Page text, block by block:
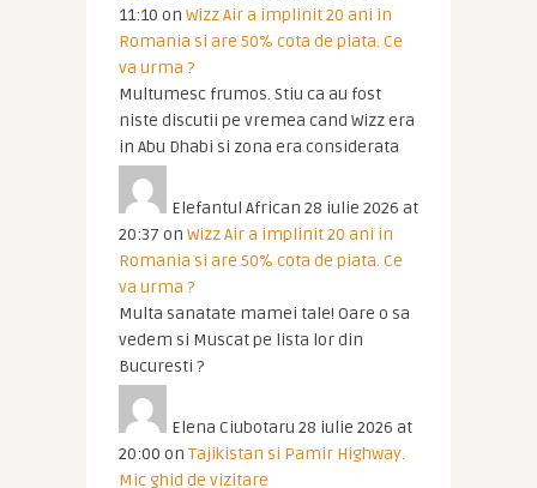
11:10 on Wizz Air a implinit 20 ani in
Romania si are 50% cota de piata. Ce
va urma ?
Multumesc frumos. Stiu ca au fost
niste discutii pe vremea cand Wizz era
in Abu Dhabi si zona era considerata
Elefantul African 28 iulie 2026 at
20:37 on Wizz Air a implinit 20 ani in
Romania si are 50% cota de piata. Ce
va urma ?
Multa sanatate mamei tale! Oare o sa
vedem si Muscat pe lista lor din
Bucuresti ?
Elena Ciubotaru 28 iulie 2026 at
20:00 on Tajikistan si Pamir Highway.
Mic ghid de vizitare